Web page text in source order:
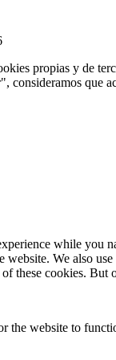
propias y de
consideramos que
while you
We also
these cookies.
the website to